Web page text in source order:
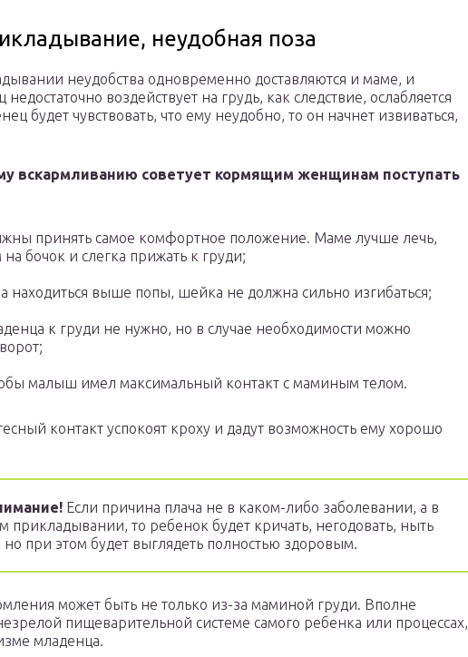
неудобная поза
неудобства одновременно доставляются и маме, и
воздействует на грудь, как следствие, ослабляется
будет чувствовать, что ему неудобно, то он начнет извиваться,
вскармливанию советует кормящим женщинам поступать
принять самое комфортное положение. Маме лучше лечь,
бочок и слегка прижать к груди;
находиться выше попы, шейка не должна сильно изгибаться;
к груди не нужно, но в случае необходимости можно
малыш имел максимальный контакт с маминым телом.
контакт успокоят кроху и дадут возможность ему хорошо
Если причина плача не в каком-либо заболевании, а в
прикладывании, то ребенок будет кричать, негодовать, ныть
но при этом будет выглядеть полностью здоровым.
может быть не только из-за маминой груди. Вполне
пищеварительной системе самого ребенка или процессах,
младенца.